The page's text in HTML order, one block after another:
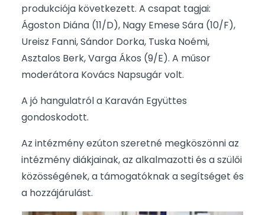
produkciója következett. A csapat tagjai:
Ágoston Diána (11/D), Nagy Emese Sára (10/F),
Ureisz Fanni, Sándor Dorka, Tuska Noémi,
Asztalos Berk, Varga Ákos (9/E). A műsor
moderátora Kovács Napsugár volt.
A jó hangulatról a Karaván Együttes
gondoskodott.
Az intézmény ezúton szeretné megköszönni az
intézmény diákjainak, az alkalmazotti és a szülői
közösségének, a támogatóknak a segítséget és
a hozzájárulást.